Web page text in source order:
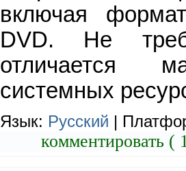
включая
DVD. Не
отличается
системных
Язык: Русский |
комментировать (